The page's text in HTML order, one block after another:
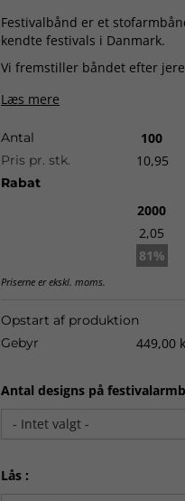
Festivalbånd er et
kendte festivals i Danmark.
Vi fremstiller båndet efter
Båndet har stor
Alle vore bånd leveres
Der er mulighed for at få
Op til 6-farvet logo.
Levering: ca. 2-3 uger fra
Læs mere
Antal
Pris pr. stk.
Rabat
100
10,95
2000
2,05
81%
Priserne er ekskl. moms.
Opstart af produktion
Gebyr
449,00
Antal designs på
- Intet valgt -
Lås :